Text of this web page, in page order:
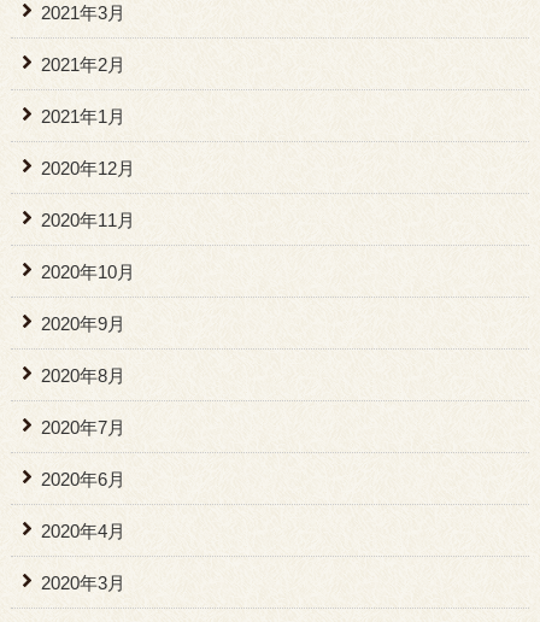
2021年3月
2021年2月
2021年1月
2020年12月
2020年11月
2020年10月
2020年9月
2020年8月
2020年7月
2020年6月
2020年4月
2020年3月